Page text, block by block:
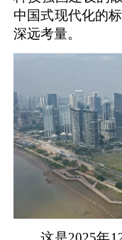
中国式现代化的
深远考量。